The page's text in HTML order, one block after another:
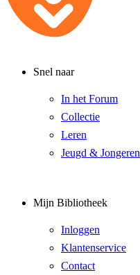
Snel naar
In het Forum
Collectie
Leren
Jeugd & Jongeren
Mijn Bibliotheek
Inloggen
Klantenservice
Contact